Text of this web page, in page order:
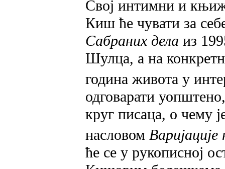
Свој интимни и
Киш ће чувати за
Сабраних дела из
Шулца, а на
година живота у
одговарати
круг писаца, о чему
насловом
ће се у рукописној